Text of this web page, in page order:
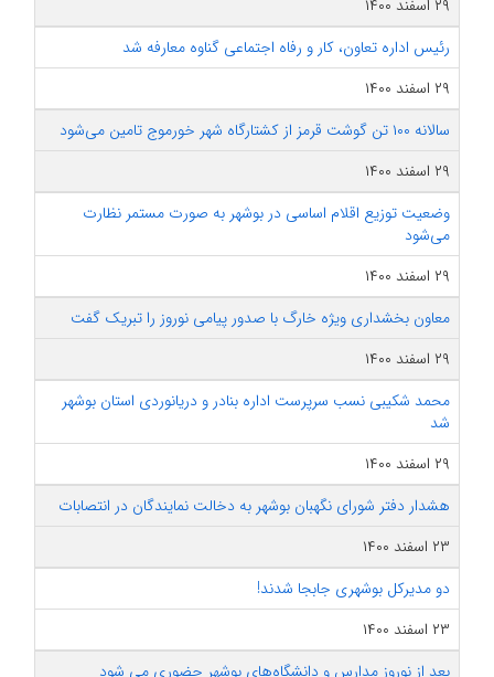
۲۹ اسفند ۱۴۰۰
رئیس اداره تعاون، کار و رفاه اجتماعی گناوه معارفه شد
۲۹ اسفند ۱۴۰۰
سالانه ۱۰۰ تن گوشت قرمز از کشتارگاه شهر خورموج تامین می‌شود
۲۹ اسفند ۱۴۰۰
وضعیت توزیع اقلام اساسی در بوشهر به صورت مستمر نظارت
می‌شود
۲۹ اسفند ۱۴۰۰
معاون بخشداری ویژه خارگ با صدور پیامی نوروز را تبریک گفت
۲۹ اسفند ۱۴۰۰
محمد شکیبی نسب سرپرست اداره بنادر و دریانوردی استان بوشهر
شد
۲۹ اسفند ۱۴۰۰
هشدار دفتر شورای نگهبان بوشهر به دخالت نمایندگان در انتصابات
۲۳ اسفند ۱۴۰۰
دو مدیرکل بوشهری جابجا شدند!
۲۳ اسفند ۱۴۰۰
بعد از نوروز مدارس و دانشگاه‌های بوشهر حضوری می شود